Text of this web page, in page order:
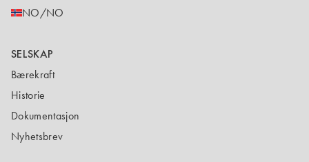
NO/NO
SELSKAP
Bærekraft
Historie
Dokumentasjon
Nyhetsbrev